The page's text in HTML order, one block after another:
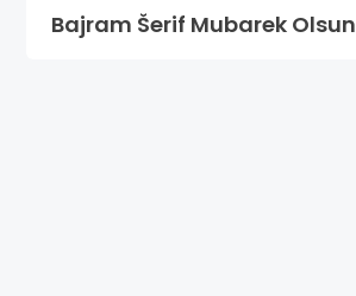
Bajram Šerif Mubarek Olsun